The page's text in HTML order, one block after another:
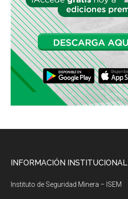
Footer
INFORMACIÓN INSTITUCIONAL
Instituto de Seguridad Minera – ISEM